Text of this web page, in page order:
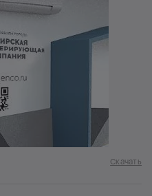
Скачать